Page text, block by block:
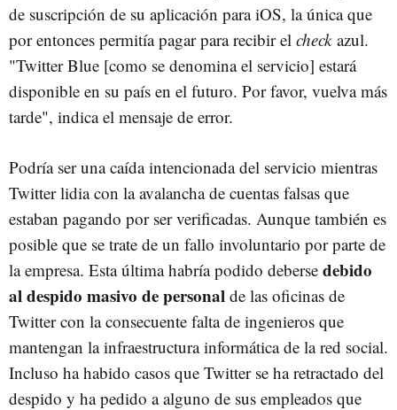
de suscripción de su aplicación para iOS, la única que
por entonces permitía pagar para recibir el check azul.
"Twitter Blue [como se denomina el servicio] estará
disponible en su país en el futuro. Por favor, vuelva más
tarde", indica el mensaje de error.
Podría ser una caída intencionada del servicio mientras
Twitter lidia con la avalancha de cuentas falsas que
estaban pagando por ser verificadas. Aunque también es
posible que se trate de un fallo involuntario por parte de
la empresa. Esta última habría podido deberse debido
al despido masivo de personal de las oficinas de
Twitter con la consecuente falta de ingenieros que
mantengan la infraestructura informática de la red social.
Incluso ha habido casos que Twitter se ha retractado del
despido y ha pedido a alguno de sus empleados que